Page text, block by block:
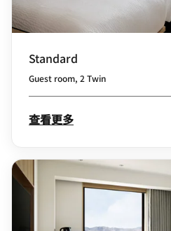
Standard
Guest room, 2 Twin
查看更多